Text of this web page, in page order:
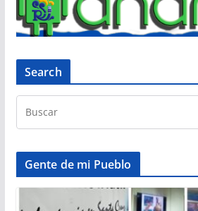
Search
Gente de mi Pueblo